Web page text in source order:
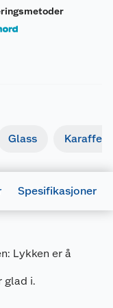
Glass Karaffel
Spesifikasjoner
Lykken er å
glad i.